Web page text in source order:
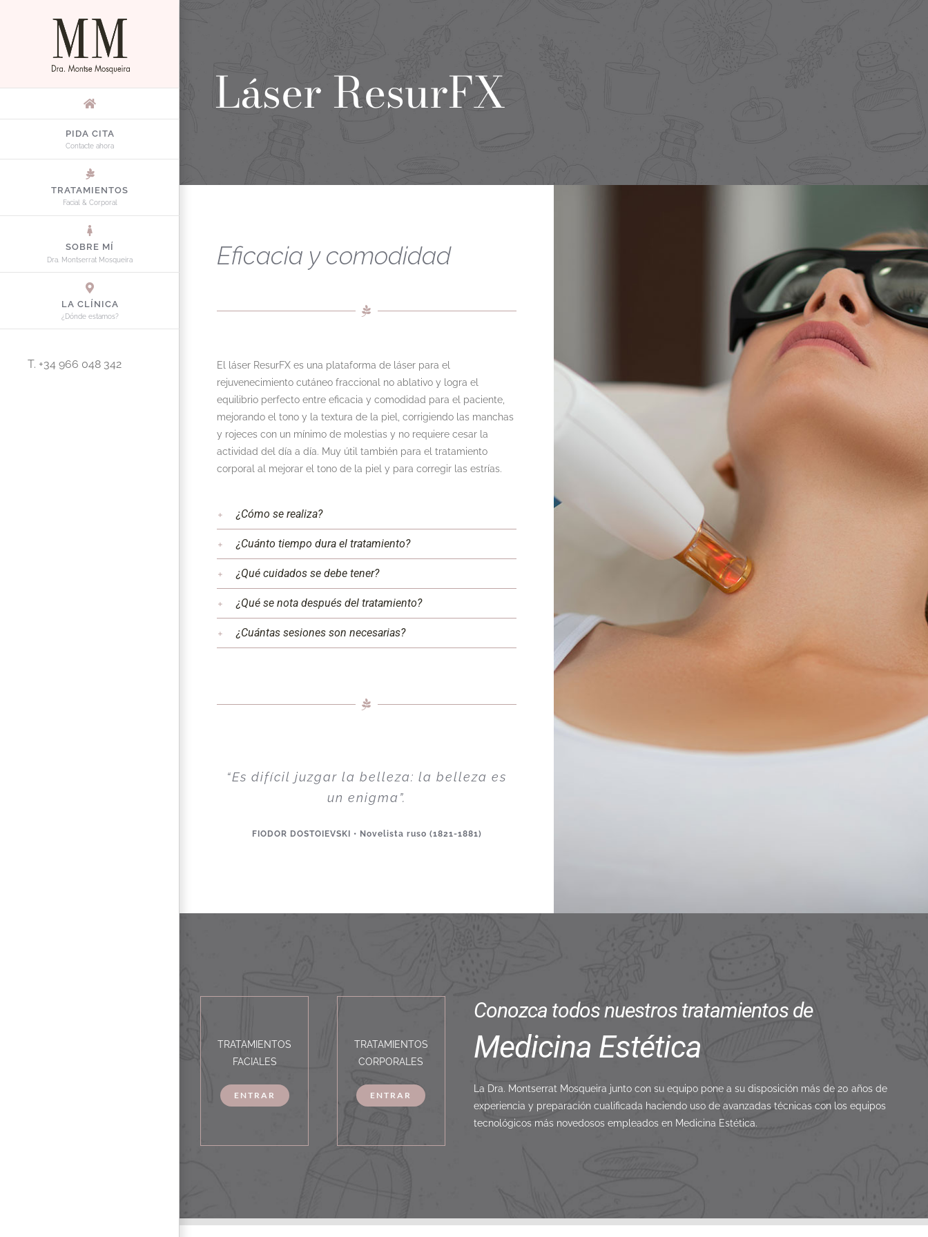
PIDA CITA
Contacte ahora
TRATAMIENTOS
Facial & Corporal
SOBRE MÍ
Dra. Montserrat Mosqueira
LA CLÍNICA
¿Dónde estamos?
T. +34 966 048 342
Láser ResurFX
Eficacia y comodidad
El láser ResurFX es una plataforma de láser para el
rejuvenecimiento cutáneo fraccional no ablativo y logra el
equilibrio perfecto entre eficacia y comodidad para el paciente,
mejorando el tono y la textura de la piel, corrigiendo las manchas
y rojeces con un mínimo de molestias y no requiere cesar la
actividad del día a día. Muy útil también para el tratamiento
corporal al mejorar el tono de la piel y para corregir las estrías.
¿Cómo se realiza?
¿Cuánto tiempo dura el tratamiento?
¿Qué cuidados se debe tener?
¿Qué se nota después del tratamiento?
¿Cuántas sesiones son necesarias?
“Es difícil juzgar la belleza: la belleza es
un enigma”.
FIODOR DOSTOIEVSKI • Novelista ruso (1821-1881)
TRATAMIENTOS
FACIALES
ENTRAR
TRATAMIENTOS
CORPORALES
ENTRAR
Conozca todos nuestros tratamientos de
Medicina Estética
La Dra. Montserrat Mosqueira junto con su equipo pone a su disposición más de 20 años de
experiencia y preparación cualificada haciendo uso de avanzadas técnicas con los equipos
tecnológicos más novedosos empleados en Medicina Estética.